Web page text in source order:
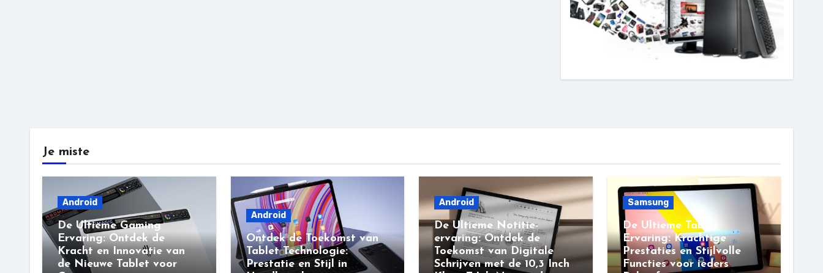
Je miste
Android
De Ultieme Gaming
Ervaring: Ontdek de
Kracht en Innovatie van
de Nieuwe Tablet voor
Android
Ontdek de Toekomst van
Tablet Technologie:
Prestatie en Stijl in
Android
De Ultieme Notitie-
ervaring: Ontdek de
Toekomst van Digitale
Schrijven met de 10,3 Inch
Samsung
De Ultieme Tablet
Ervaring: Krachtige
Prestaties en Stijlvolle
Functies voor ieders